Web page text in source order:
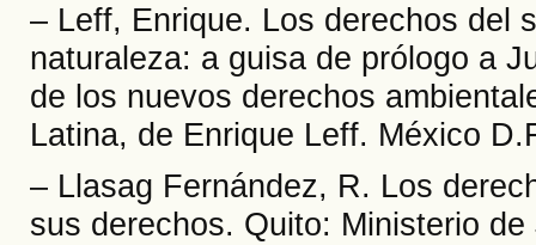
– Leff, Enrique. Los derechos del
naturaleza: a guisa de prólogo a
de los nuevos derechos
Latina, de Enrique Leff. México
– Llasag Fernández, R. Los
sus derechos. Quito: Ministerio